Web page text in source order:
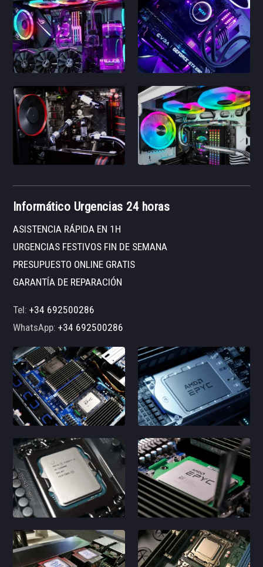
Informático Urgencias 24 horas
ASISTENCIA RÁPIDA EN 1H
URGENCIAS FESTIVOS FIN DE SEMANA
PRESUPUESTO ONLINE GRATIS
GARANTÍA DE REPARACIÓN
Tel:+34 692500286
WhatsApp:+34 692500286